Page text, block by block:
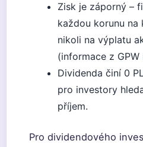
Zisk je záporný –
každou korunu na
nikoli na výplatu
(informace z
Dividenda činí 0
pro investory
příjem.
Pro dividendového